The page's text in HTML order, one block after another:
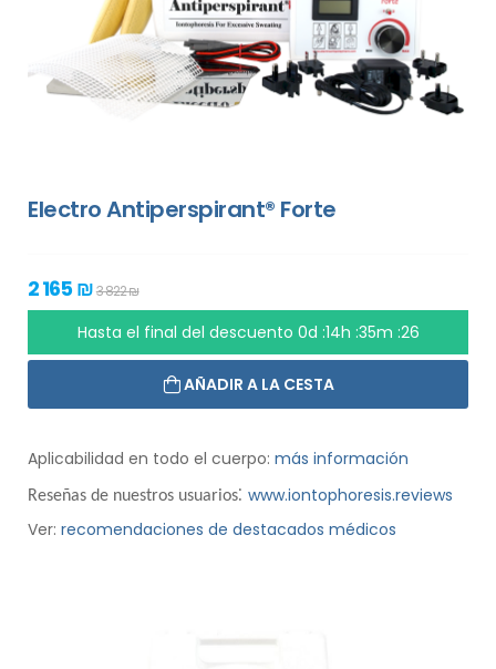
Electro Antiperspirant® Forte
2 165 ₪3 822 ₪
Hasta el final del descuento 0d :14h :35m :26
AÑADIR A LA CESTA
Aplicabilidad en todo el cuerpo: más información
Reseñas de nuestros usuarios: www.iontophoresis.reviews
Ver: recomendaciones de destacados médicos